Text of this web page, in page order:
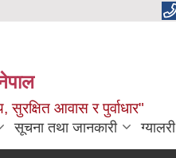
आवास र पुर्वाधार"
सूचना तथा जानकारी ग्यालरी